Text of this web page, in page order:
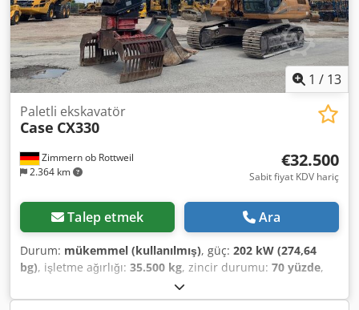
1 / 13
Zimmern ob Rottweil
2.364 km
Paletli ekskavatör
Case CX330
€32.500
Sabit fiyat KDV hariç
Talep etmek Ara
Durum: mükemmel (kullanılmış), güç: 202 kW (274,64
bg), işletme ağırlığı: 35.500 kg, zincir durumu: 70 yüzde,
, çalışma saatleri:
klima, CASE CX330 İmal Yılı: 2006 Çalışma Saati: 9.139 saat